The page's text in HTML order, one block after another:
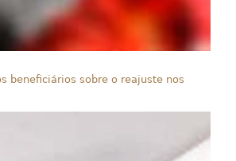
beneficiários sobre o reajuste nos